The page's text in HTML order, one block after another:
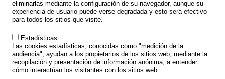
ESTUDIOS
CONVOCATORIA DE PROYECTOS DE ESTUDIOS
POLÍTICA DE SEGURIDAD VIAL
Outils
EVENTOS
eliminarlas mediante la configuración de su navegador, aunque su
experiencia de usuario puede verse degradada y esto será efectivo
para todos los sitios que visite.
Estadísticas
Las cookies estadísticas, conocidas como "medición de la
audiencia", ayudan a los propietarios de los sitios web, mediante la
recopilación y presentación de información anónima, a entender
cómo interactúan los visitantes con los sitios web.